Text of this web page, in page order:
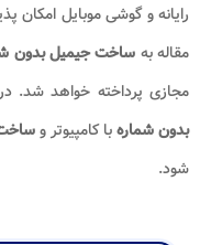
رایانه و گوشی موبایل امکان
مقاله به ساخت جیمیل بدون
مجازی پرداخته خواهد شد.
بدون شمارهبا کامپیوتر و
شود.